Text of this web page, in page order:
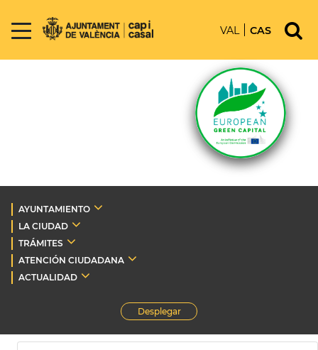
VAL CAS
AYUNTAMIENTO
LA CIUDAD
TRÁMITES
ATENCIÓN CIUDADANA
ACTUALIDAD
Desplegar